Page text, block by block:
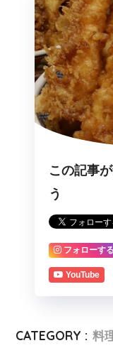
この記事
う
フォローする
YouTube
CATEGORY : 料